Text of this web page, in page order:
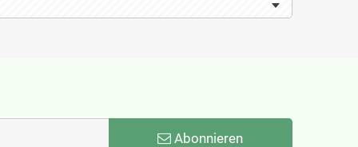
Abonnieren